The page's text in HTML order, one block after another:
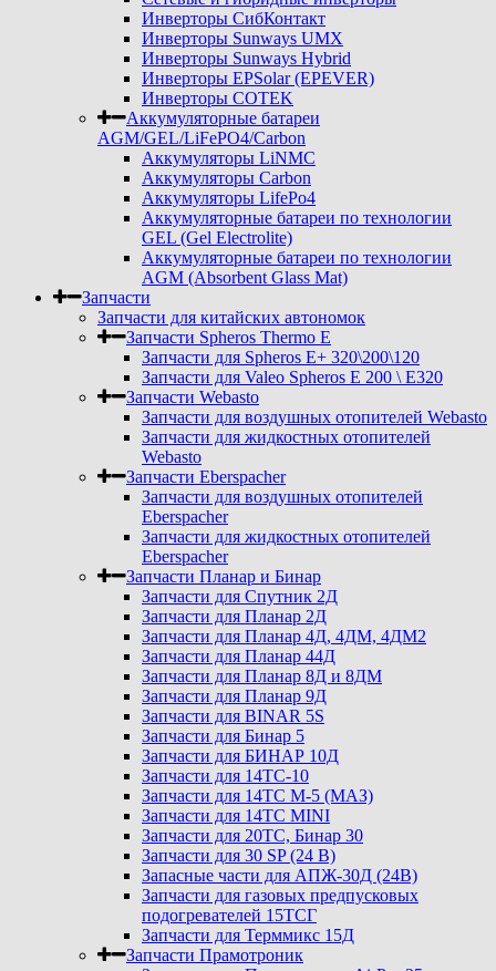
Инверторы СибКонтакт
Инверторы Sunways UMX
Инверторы Sunways Hybrid
Инверторы EPSolar (EPEVER)
Инверторы COTEK
Аккумуляторные батареи
AGM/GEL/LiFePO4/Carbon
Аккумуляторы LiNMC
Аккумуляторы Carbon
Аккумуляторы LifePo4
Аккумуляторные батареи по технологии
GEL (Gel Electrolite)
Аккумуляторные батареи по технологии
AGM (Absorbent Glass Mat)
Запчасти
Запчасти для китайских автономок
Запчасти Spheros Thermo E
Запчасти для Spheros E+ 320\200\120
Запчасти для Valeo Spheros E 200 \ E320
Запчасти Webasto
Запчасти для воздушных отопителей Webasto
Запчасти для жидкостных отопителей
Webasto
Запчасти Eberspacher
Запчасти для воздушных отопителей
Eberspacher
Запчасти для жидкостных отопителей
Eberspacher
Запчасти Планар и Бинар
Запчасти для Спутник 2Д
Запчасти для Планар 2Д
Запчасти для Планар 4Д, 4ДМ, 4ДМ2
Запчасти для Планар 44Д
Запчасти для Планар 8Д и 8ДМ
Запчасти для Планар 9Д
Запчасти для BINAR 5S
Запчасти для Бинар 5
Запчасти для БИНАР 10Д
Запчасти для 14ТС-10
Запчасти для 14ТС М-5 (МАЗ)
Запчасти для 14ТС MINI
Запчасти для 20ТС, Бинар 30
Запчасти для 30 SP (24 В)
Запасные части для АПЖ-30Д (24В)
Запчасти для газовых предпусковых
подогревателей 15ТСГ
Запчасти для Терммикс 15Д
Запчасти Прамотроник